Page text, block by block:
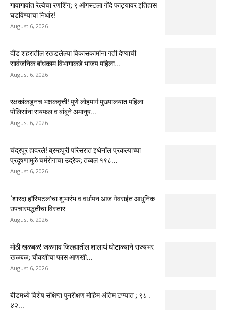
गावागावांत रेल्वेचा रणशिंग; ९ ऑगस्टला गोंदे फाट्यावर इतिहास
घडविण्याचा निर्धार!
August 6, 2026
दौंड शहरातील रखडलेल्या विकासकामांना गती देण्याची
सार्वजनिक बांधकाम विभागाकडे भाजप महिला...
August 6, 2026
रक्षकांकडूनच भक्षकवृत्ती! पुणे लोहमार्ग मुख्यालयात महिला
पोलिसांना रायफल व बांबूने अमानुष...
August 6, 2026
चंद्रपूर हादरले! ब्रम्हपुरी परिसरात इथेनॉल प्रकल्पाच्या
प्रदूषणामुळे चर्मरोगाचा उद्रेक; तब्बल १९८...
August 6, 2026
‘शारदा हॉस्पिटल’चा शुभारंभ व वर्धापन आज गेवराईत आधुनिक
उपचारपद्धतीचा विस्तार
August 6, 2026
मोठी खळबळ! जळगाव जिल्ह्यातील शालार्थ घोटाळ्याने राज्यभर
खळबळ; चौकशीचा फास आणखी...
August 6, 2026
बीडमध्ये विशेष संक्षिप्त पुनरीक्षण मोहिम अंतिम टप्प्यात ; ९८ .
४२...